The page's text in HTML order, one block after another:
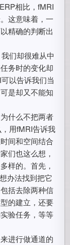
相比，fMRI
这意味着，一
精确的判断出
们却很难从中
务时的变化却
以告诉我们当
是却又不能知
什么不把两者
用fMRI告诉我
间和空间结合
们也这么想，
样的。首先，
办法找到把它
括去除两种信
的建立，还要
验任务，等等
进行做通道的